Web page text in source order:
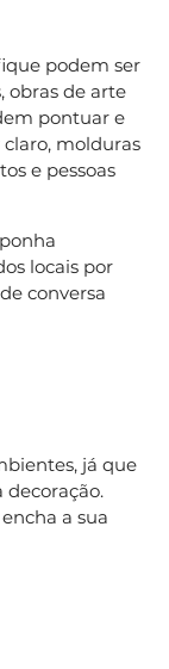
podem ser
obras de arte
pontuar e
molduras
e pessoas
locais por
conversa
já que
a sua